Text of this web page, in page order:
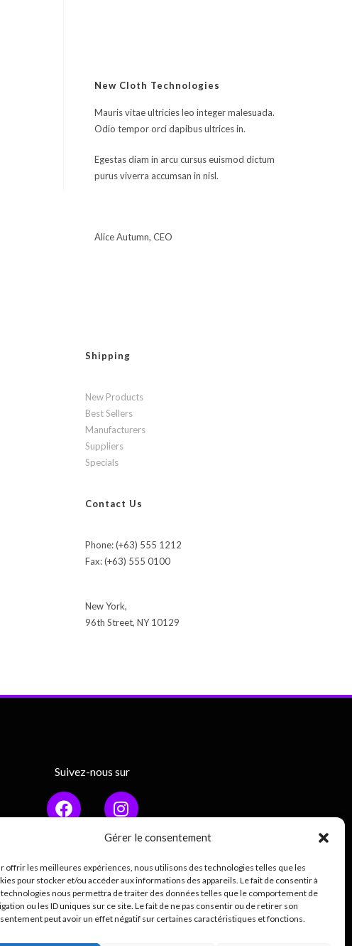
Gérer le consentement
offrir les meilleures expériences, nous utilisons des technologies telles que les
pour stocker et/ou accéder aux informations des appareils. Le fait de consentir à
technologies nous permettra de traiter des données telles que le comportement de
ou les ID uniques sur ce site. Le fait de ne pas consentir ou de retirer son
peut avoir un effet négatif sur certaines caractéristiques et fonctions.
New Cloth Technologies
Mauris vitae ultricies leo integer malesuada.
Odio tempor orci dapibus ultrices in.
Egestas diam in arcu cursus euismod dictum
purus viverra accumsan in nisl.
Alice Autumn, CEO
Shipping
New Products
Best Sellers
Manufacturers
Suppliers
Specials
Contact Us
Phone: (+63) 555 1212
Fax: (+63) 555 0100
New York,
96th Street, NY 10129
Suivez-nous sur
Mentions légales
Politique de confidentialité (RGPD)